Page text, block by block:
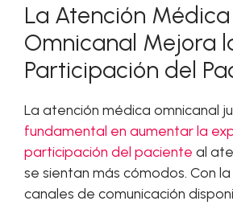
La Atención Médica
Omnicanal Mejora
Participación del
La atención médica omnicanal
fundamental en aumentar la
participación del paciente al
se sientan más cómodos. Con
canales de comunicación